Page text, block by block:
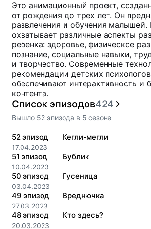
Это анимационный проект,
от рождения до трех лет. Он
развлечения и обучения малышей.
охватывает различные аспекты
ребенка: здоровье, физическое
познание, социальные навыки,
и творчество. Современные
рекомендации детских
обеспечивают интерактивность и
контента.
Список эпизодов424
Вышло 52 эпизода в 5 сезоне
52 эпизод
17.04.2023
Кегли-мегли
51 эпизод
10.04.2023
Бублик
50 эпизод
03.04.2023
Гусеница
49 эпизод
27.03.2023
Вреднючка
48 эпизод
20.03.2023
Кто здесь?